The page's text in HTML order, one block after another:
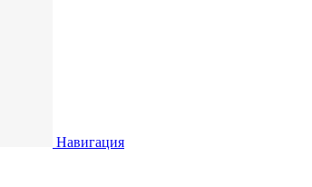
Навигация